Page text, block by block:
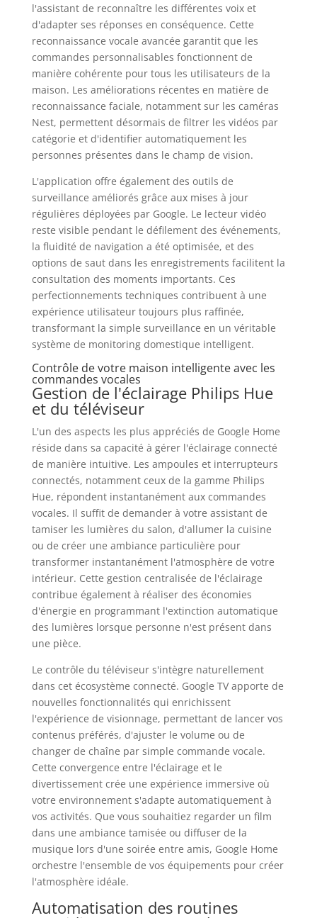
l'assistant de reconnaître les différentes voix et
d'adapter ses réponses en conséquence. Cette
reconnaissance vocale avancée garantit que les
commandes personnalisables fonctionnent de
manière cohérente pour tous les utilisateurs de la
maison. Les améliorations récentes en matière de
reconnaissance faciale, notamment sur les caméras
Nest, permettent désormais de filtrer les vidéos par
catégorie et d'identifier automatiquement les
personnes présentes dans le champ de vision.
L'application offre également des outils de
surveillance améliorés grâce aux mises à jour
régulières déployées par Google. Le lecteur vidéo
reste visible pendant le défilement des événements,
la fluidité de navigation a été optimisée, et des
options de saut dans les enregistrements facilitent la
consultation des moments importants. Ces
perfectionnements techniques contribuent à une
expérience utilisateur toujours plus raffinée,
transformant la simple surveillance en un véritable
système de monitoring domestique intelligent.
Contrôle de votre maison intelligente avec les
commandes vocales
Gestion de l'éclairage Philips Hue
et du téléviseur
L'un des aspects les plus appréciés de Google Home
réside dans sa capacité à gérer l'éclairage connecté
de manière intuitive. Les ampoules et interrupteurs
connectés, notamment ceux de la gamme Philips
Hue, répondent instantanément aux commandes
vocales. Il suffit de demander à votre assistant de
tamiser les lumières du salon, d'allumer la cuisine
ou de créer une ambiance particulière pour
transformer instantanément l'atmosphère de votre
intérieur. Cette gestion centralisée de l'éclairage
contribue également à réaliser des économies
d'énergie en programmant l'extinction automatique
des lumières lorsque personne n'est présent dans
une pièce.
Le contrôle du téléviseur s'intègre naturellement
dans cet écosystème connecté. Google TV apporte de
nouvelles fonctionnalités qui enrichissent
l'expérience de visionnage, permettant de lancer vos
contenus préférés, d'ajuster le volume ou de
changer de chaîne par simple commande vocale.
Cette convergence entre l'éclairage et le
divertissement crée une expérience immersive où
votre environnement s'adapte automatiquement à
vos activités. Que vous souhaitiez regarder un film
dans une ambiance tamisée ou diffuser de la
musique lors d'une soirée entre amis, Google Home
orchestre l'ensemble de vos équipements pour créer
l'atmosphère idéale.
Automatisation des routines